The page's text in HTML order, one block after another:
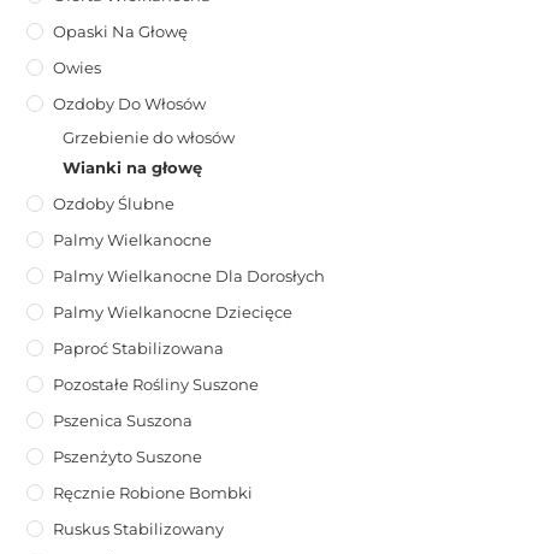
Opaski Na Głowę
Owies
Ozdoby Do Włosów
Grzebienie do włosów
Wianki na głowę
Ozdoby Ślubne
Palmy Wielkanocne
Palmy Wielkanocne Dla Dorosłych
Palmy Wielkanocne Dziecięce
Paproć Stabilizowana
Pozostałe Rośliny Suszone
Pszenica Suszona
Pszenżyto Suszone
Ręcznie Robione Bombki
Ruskus Stabilizowany